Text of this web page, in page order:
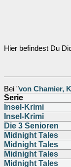
Hier befindest Du
Bei "von Chamier,
Serie
Insel-Krimi
Insel-Krimi
Die 3 Senioren
Midnight Tales
Midnight Tales
Midnight Tales
Midnight Tales